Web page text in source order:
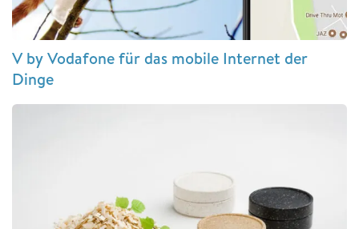
V by Vodafone für das mobile Internet der
Dinge